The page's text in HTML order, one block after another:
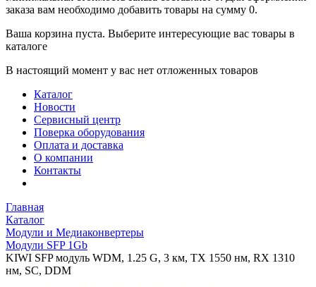
заказа вам необходимо добавить товары на сумму 0.
Ваша корзина пуста. Выберите интересующие вас товары в
каталоге
В настоящий момент у вас нет отложенных товаров
Каталог
Новости
Сервисный центр
Поверка оборудования
Оплата и доставка
О компании
Контакты
Главная
Каталог
Модули и Медиаконвертеры
Модули SFP 1Gb
KIWI SFP модуль WDM, 1.25 G, 3 км, TX 1550 нм, RX 1310
нм, SC, DDM